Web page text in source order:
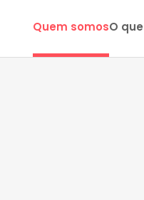
Quem somosO